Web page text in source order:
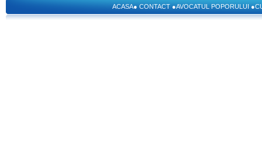
ACASA●CONTACT●AVOCATUL POPORULUI●